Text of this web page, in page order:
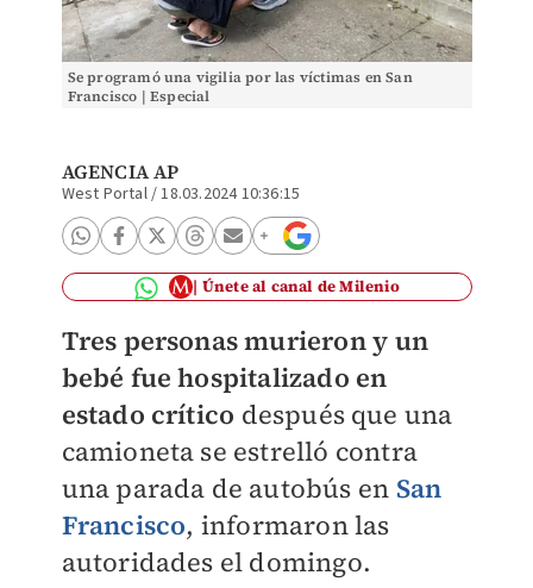
Se programó una vigilia por las víctimas en San
Francisco | Especial
AGENCIA AP
West Portal/18.03.2024 10:36:15
Únete al canal de Milenio
Tres personas murieron y un
bebé fue hospitalizado en
estado crítico después que una
camioneta se estrelló contra
una parada de autobús en San
Francisco, informaron las
autoridades el domingo.